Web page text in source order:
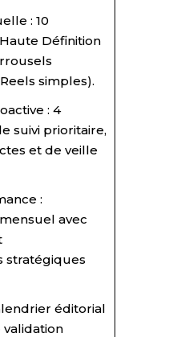
: 10
Définition
simples).
: 4
suivi prioritaire,
et de veille
:
avec
stratégiques
éditorial